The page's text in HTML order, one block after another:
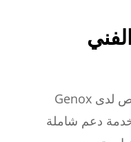
يتوفر فريق الخدمة المخصص لدى Genox
دعم شاملة